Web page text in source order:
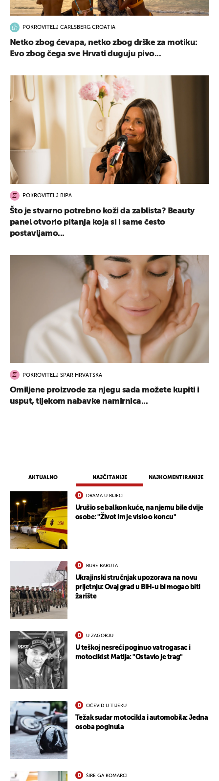
AKTUALNO NAJČITANIJE NAJKOMENTIRANIJE
DRAMA U RIJECI
Urušio se balkon kuće, na njemu bile dvije
osobe: "Život im je visio o koncu"
BURE BARUTA
Ukrajinski stručnjak upozorava na novu
prijetnju: Ovaj grad u BiH-u bi mogao biti
žarište
U ZAGORJU
U teškoj nesreći poginuo vatrogasac i
motociklst Matija: "Ostavio je trag"
OČEVID U TIJEKU
Težak sudar motocikla i automobila: Jedna
osoba poginula
ŠIRE GA KOMARCI
POKROVITELJ CARLSBERG CROATIA
Netko zbog ćevapa, netko zbog drške za motiku:
Evo zbog čega sve Hrvati duguju pivo...
POKROVITELJ BIPA
Što je stvarno potrebno koži da zablista? Beauty
panel otvorio pitanja koja si i same često
postavljamo...
POKROVITELJ SPAR HRVATSKA
Omiljene proizvode za njegu sada možete kupiti i
usput, tijekom nabavke namirnica...